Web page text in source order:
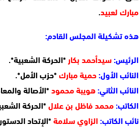
مبارك لعبيد.
هذه تشكيلة المجلس القادم:
الرئيس:سيدأحمد بكار*الحركة الشعبية*.
النائب الأول:حمية مبارك*حزب الأمل*.
النائب الثاني:هويبة محمود*الأصالة
الكاتب:محمد فاظل بن علال*الحركة
نائب الكاتب:الزاوي سلامة*الإتحاد